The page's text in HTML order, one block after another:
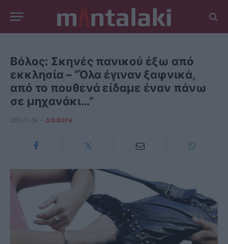
Βόλος: Σκηνές πανικού έξω από
εκκλησία – “Όλα έγιναν ξαφνικά,
από το πουθενά είδαμε έναν πάνω
σε μηχανάκι…”
2023-11-04 ΔΙΆΦΟΡΑ